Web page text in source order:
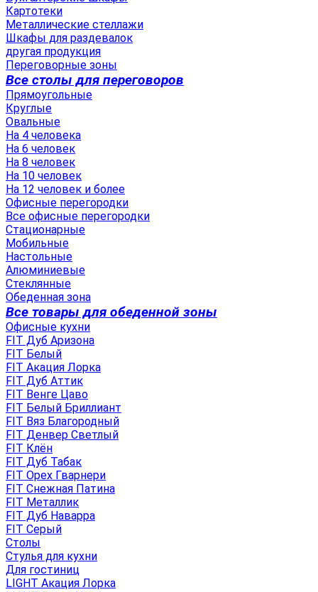
Картотеки
Металлические стеллажи
Шкафы для раздевалок
другая продукция
Переговорные зоны
Все столы для переговоров
Прямоугольные
Круглые
Овальные
На 4 человека
На 6 человек
На 8 человек
На 10 человек
На 12 человек и более
Офисные перегородки
Все офисные перегородки
Стационарные
Мобильные
Настольные
Алюминиевые
Стеклянные
Обеденная зона
Все товары для обеденной зоны
Офисные кухни
FIT Дуб Аризона
FIT Белый
FIT Акация Лорка
FIT Дуб Аттик
FIT Венге Цаво
FIT Белый Бриллиант
FIT Вяз Благородный
FIT Денвер Светлый
FIT Клён
FIT Дуб Табак
FIT Орех Гварнери
FIT Снежная Патина
FIT Металлик
FIT Дуб Наварра
FIT Серый
Столы
Стулья для кухни
Для гостиниц
LIGHT Акация Лорка